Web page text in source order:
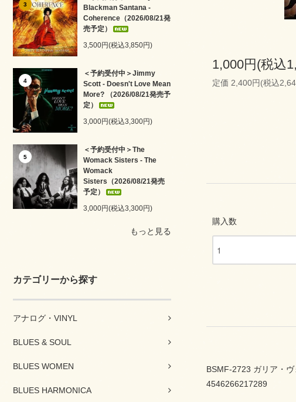
3
Blackman Santana -
Coherence（2026/08/21発
売予定）
3,500円(税込3,850円)
4
＜予約受付中＞Jimmy
Scott - Doesn't Love Mean
More? （2026/08/21発売予
定）
3,000円(税込3,300円)
5
＜予約受付中＞The
Womack Sisters - The
Womack
Sisters（2026/08/21発売
予定）
3,000円(税込3,300円)
もっと見る
カテゴリーから探す
アナログ・VINYL
BLUES & SOUL
BLUES WOMEN
BLUES HARMONICA
1,000円(税込
定価 2,400円(税込
購入数
BSMF-2723 ガリア・
4546266217289